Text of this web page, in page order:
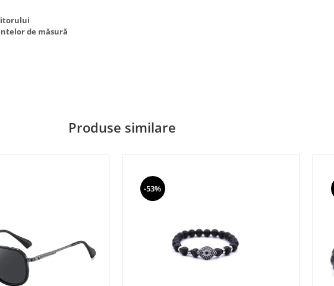
de măsură
Produse similare
-53%